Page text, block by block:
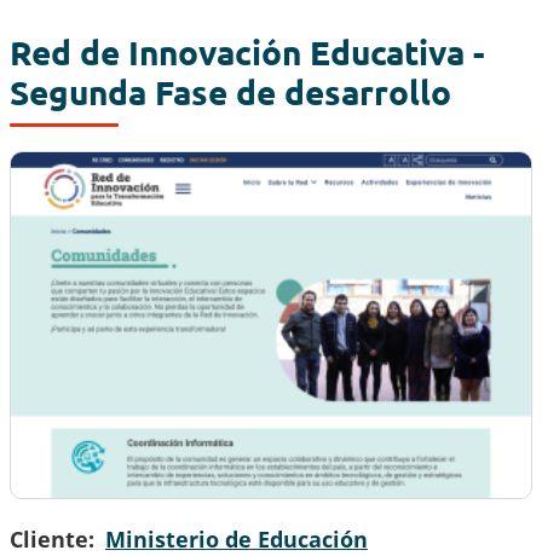
Red de Innovación Educativa -
Segunda Fase de desarrollo
Cliente Ministerio de Educación